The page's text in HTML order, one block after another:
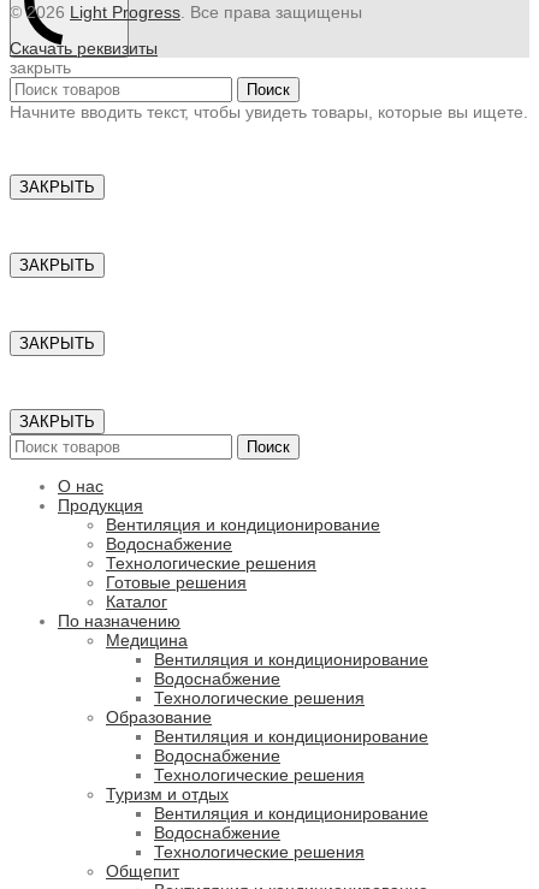
© 2026 Light Progress . Все права защищены
Скачать реквизиты
закрыть
Поиск
Начните вводить текст, чтобы увидеть товары, которые вы ищете.
ЗАКРЫТЬ
ЗАКРЫТЬ
ЗАКРЫТЬ
ЗАКРЫТЬ
Поиск
О нас
Продукция
Вентиляция и кондиционирование
Водоснабжение
Технологические решения
Готовые решения
Каталог
По назначению
Медицина
Вентиляция и кондиционирование
Водоснабжение
Технологические решения
Образование
Вентиляция и кондиционирование
Водоснабжение
Технологические решения
Туризм и отдых
Вентиляция и кондиционирование
Водоснабжение
Технологические решения
Общепит